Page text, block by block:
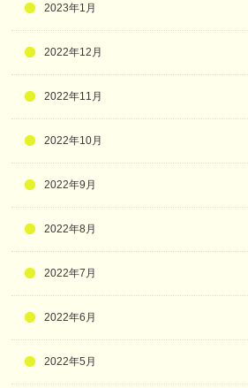
2023年1月
2022年12月
2022年11月
2022年10月
2022年9月
2022年8月
2022年7月
2022年6月
2022年5月